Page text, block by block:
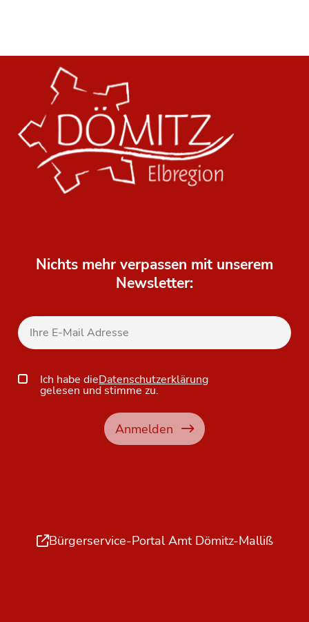
Nichts mehr verpassen mit unserem
Newsletter:
Anmelden
Ich habe dieDatenschutzerklärung
gelesen und stimme zu.
Bürgerservice-Portal Amt Dömitz-Malliß